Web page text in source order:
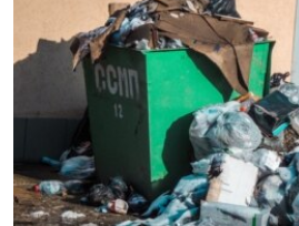
ВСЕ ЗА ДЕНЬ
СПЕЦПРОЕКТИ
ДЕПОРТАЦІЯ
ВІДЕОУРОКИ «ELIFBE»
СВІДЧЕННЯ ОКУПАЦІЇ
УКРАЇНСЬКА ПРОБЛЕМА КРИМУ
ЯК ОБІЙТИ БЛОКУВАННЯ
Русский
Qırımtatar